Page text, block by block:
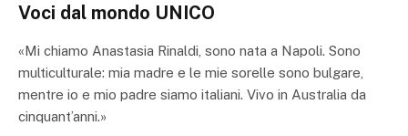
Voci dal mondo UNICO
«Mi chiamo Anastasia Rinaldi, sono nata a Napoli. Sono
multiculturale: mia madre e le mie sorelle sono bulgare,
mentre io e mio padre siamo italiani. Vivo in Australia da
cinquant’anni.»